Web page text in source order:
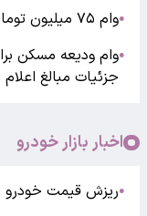
●وام ۷۵ میلیون تومانی بازنشستگان کشوری پرداخت شد
●وام ودیعه مسکن
جزئیات مبالغ
اخبار بازار خودرو
●ریزش قیمت خودرو